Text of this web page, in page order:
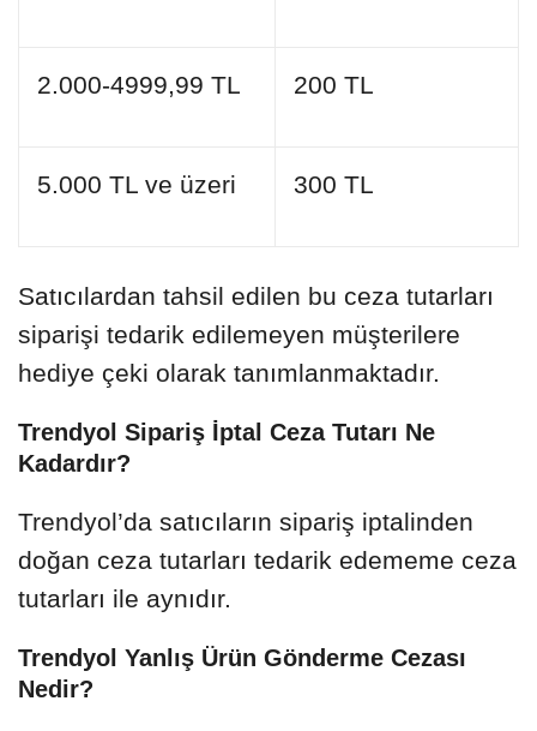
2.000-4999,99 TL 200 TL
5.000 TL ve üzeri 300 TL
Satıcılardan tahsil edilen bu ceza tutarları
siparişi tedarik edilemeyen müşterilere
hediye çeki olarak tanımlanmaktadır.
Trendyol Sipariş İptal Ceza Tutarı Ne
Kadardır?
Trendyol’da satıcıların sipariş iptalinden
doğan ceza tutarları tedarik edememe ceza
tutarları ile aynıdır.
Trendyol Yanlış Ürün Gönderme Cezası
Nedir?